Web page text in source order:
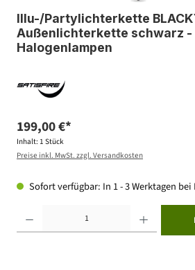
Illu-/Partylichterkette
Außenlichterkette schwarz -
Halogenlampen
199,00 €*
Inhalt: 1 Stück
Preise inkl. MwSt. zzgl. Versandkosten
Sofort verfügbar: In 1 - 3 Werktagen bei